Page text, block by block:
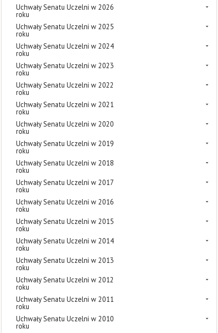
Uchwały Senatu Uczelni w 2026
roku
Uchwały Senatu Uczelni w 2025
roku
Uchwały Senatu Uczelni w 2024
roku
Uchwały Senatu Uczelni w 2023
roku
Uchwały Senatu Uczelni w 2022
roku
Uchwały Senatu Uczelni w 2021
roku
Uchwały Senatu Uczelni w 2020
roku
Uchwały Senatu Uczelni w 2019
roku
Uchwały Senatu Uczelni w 2018
roku
Uchwały Senatu Uczelni w 2017
roku
Uchwały Senatu Uczelni w 2016
roku
Uchwały Senatu Uczelni w 2015
roku
Uchwały Senatu Uczelni w 2014
roku
Uchwały Senatu Uczelni w 2013
roku
Uchwały Senatu Uczelni w 2012
roku
Uchwały Senatu Uczelni w 2011
roku
Uchwały Senatu Uczelni w 2010
roku